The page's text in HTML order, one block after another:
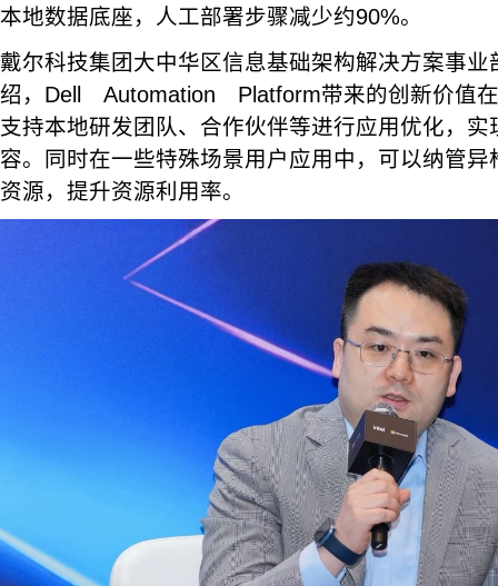
本地数据底座，人工部署步骤减少约90%。
戴尔科技集团大中华区信息基础架构解决方案事业
绍，Dell Automation Platform带来的创新价值
支持本地研发团队、合作伙伴等进行应用优化，
容。同时在一些特殊场景用户应用中，可以纳管
资源，提升资源利用率。